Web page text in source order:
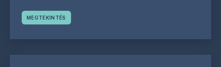
MEGTEKINTÉS